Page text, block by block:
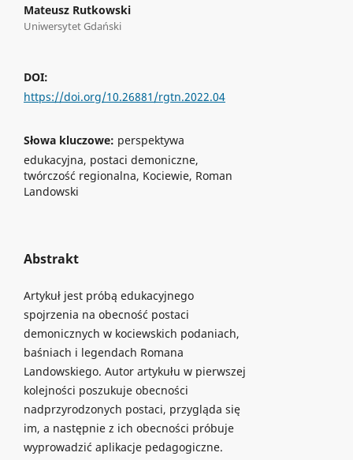
Mateusz Rutkowski
Uniwersytet Gdański
DOI:
https://doi.org/10.26881/rgtn.2022.04
Słowa kluczowe: perspektywa
edukacyjna, postaci demoniczne,
twórczość regionalna, Kociewie, Roman
Landowski
Abstrakt
Artykuł jest próbą edukacyjnego
spojrzenia na obecność postaci
demonicznych w kociewskich podaniach,
baśniach i legendach Romana
Landowskiego. Autor artykułu w pierwszej
kolejności poszukuje obecności
nadprzyrodzonych postaci, przygląda się
im, a następnie z ich obecności próbuje
wyprowadzić aplikacje pedagogiczne.